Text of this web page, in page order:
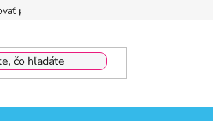
pri reklamácii